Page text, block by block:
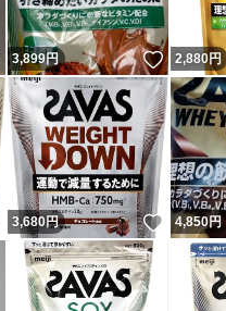
いいね！
3,899円 いいね
2,880円
いいね！
3,680円 いいね
4,850円